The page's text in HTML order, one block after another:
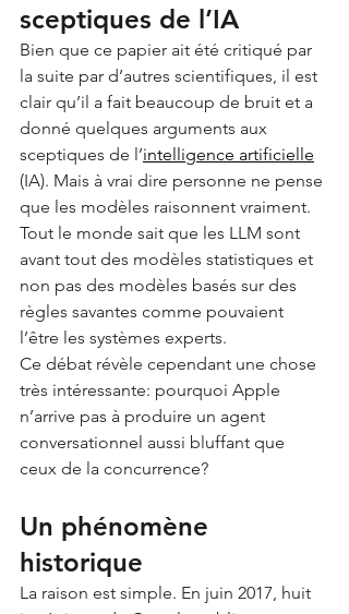
sceptiques de l’IA
Bien que ce papier ait été critiqué par
la suite par d’autres scientifiques, il est
clair qu’il a fait beaucoup de bruit et a
donné quelques arguments aux
sceptiques de l’intelligence artificielle
(IA). Mais à vrai dire personne ne pense
que les modèles raisonnent vraiment.
Tout le monde sait que les LLM sont
avant tout des modèles statistiques et
non pas des modèles basés sur des
règles savantes comme pouvaient
l’être les systèmes experts.
Ce débat révèle cependant une chose
très intéressante: pourquoi Apple
n’arrive pas à produire un agent
conversationnel aussi bluffant que
ceux de la concurrence?
Un phénomène
historique
La raison est simple. En juin 2017, huit